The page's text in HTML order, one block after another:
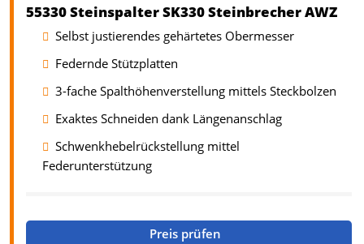
55330 Steinspalter SK330 Steinbrecher AWZ
Selbst justierendes gehärtetes Obermesser
Federnde Stützplatten
3-fache Spalthöhenverstellung mittels Steckbolzen
Exaktes Schneiden dank Längenanschlag
Schwenkhebelrückstellung mittel
Federunterstützung
Preis prüfen